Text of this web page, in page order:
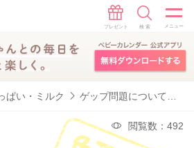
ぱい・ミルク ゲップ問題について…
閲覧数：492